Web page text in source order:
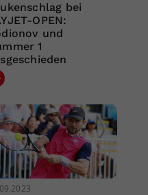
bei
OPEN:
und
1